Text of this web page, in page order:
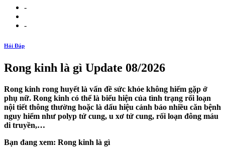
-
-
Hỏi Đáp
Rong kinh là gì Update 08/2026
Rong kinh rong huyết là vấn đề sức khỏe không hiếm gặp ở
phụ nữ. Rong kinh có thể là biểu hiện của tình trạng rối loạn
nội tiết thông thường hoặc là dấu hiệu cảnh báo nhiều căn bệnh
nguy hiểm như polyp tử cung, u xơ tử cung, rối loạn đông máu
di truyền,…
Bạn đang xem: Rong kinh là gì